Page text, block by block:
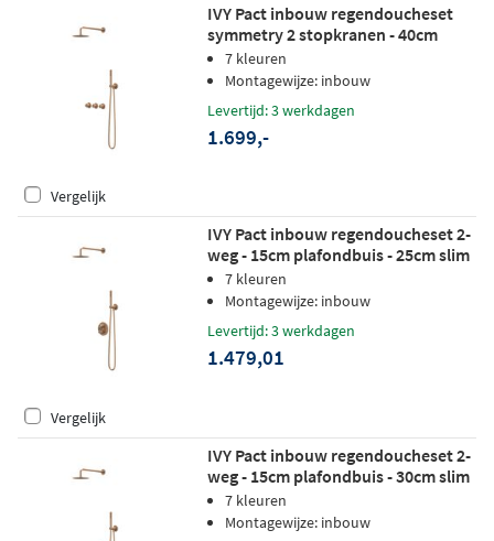
IVY Pact inbouw regendoucheset
symmetry 2 stopkranen - 40cm
wandarm - 20cm slim hoofddouche -
wandhouder - 3-standen
handdouche - geborsteld mat koper
pvd
7 kleuren
Montagewijze: inbouw
Levertijd: 3 werkdagen
1.699,-
Vergelijk
IVY Pact inbouw regendoucheset 2-
weg - 15cm plafondbuis - 25cm slim
hoofddouche rond - wandhouder - 3-
standen handdouche - geborsteld
7 kleuren
Montagewijze: inbouw
Levertijd: 3 werkdagen
1.479,01
Vergelijk
IVY Pact inbouw regendoucheset 2-
weg - 15cm plafondbuis - 30cm slim
hoofddouche rond - wandhouder - 3-
standen handdouche - geborsteld
7 kleuren
Montagewijze: inbouw